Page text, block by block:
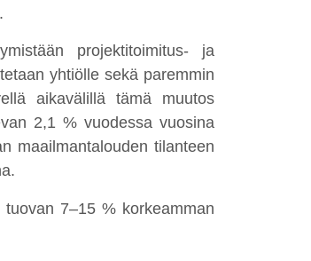
projektitoimitus- ja
yhtiölle sekä paremmin
aikavälillä tämä muutos
2,1 % vuodessa vuosina
maailmantalouden tilanteen
7–15 % korkeamman